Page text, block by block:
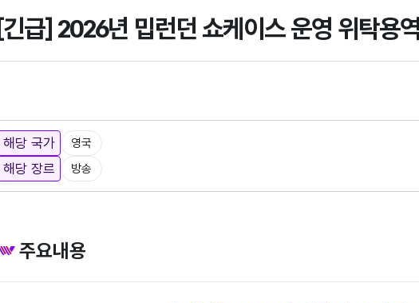
[긴급] 2026년 밉런던 쇼케이스 운영 위탁용
해당 국가 영국
해당 장르 방송
주요내용